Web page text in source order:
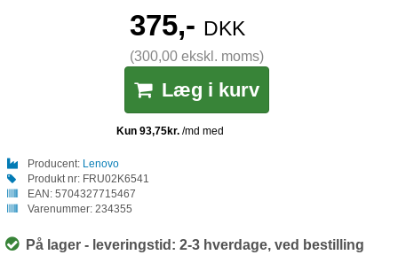
375,- DKK
(300,00 ekskl. moms)
Læg i kurv
Producent: Lenovo
Produkt nr: FRU02K6541
EAN: 5704327715467
Varenummer: 234355
På lager - leveringstid: 2-3 hverdage, ved bestilling